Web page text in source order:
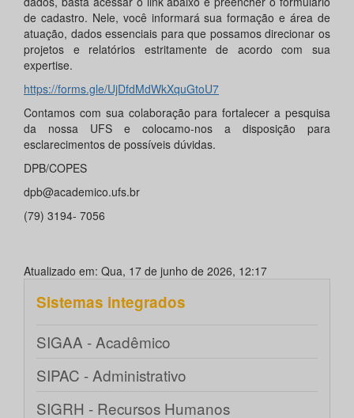
de cadastro. Nele, você informará sua formação e área de
atuação, dados essenciais para que possamos direcionar os
projetos e relatórios estritamente de acordo com sua
expertise.
https://forms.gle/UjDfdMdWkXquGtoU7
Contamos com sua colaboração para fortalecer a pesquisa
da nossa UFS e colocamo-nos a disposição para
esclarecimentos de possíveis dúvidas.
DPB/COPES
dpb@academico.ufs.br
(79) 3194- 7056
Atualizado em: Qua, 17 de junho de 2026, 12:17
Sistemas integrados
SIGAA - Acadêmico
SIPAC - Administrativo
SIGRH - Recursos Humanos